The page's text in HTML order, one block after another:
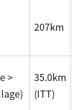
207km
>
35.0km
(ITT)